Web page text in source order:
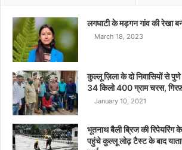
लगघाटी के मड़गन गांव की रेखा
March 18, 2023
कुल्लू ज़िला के दो निवासियों से
34 किलो 400 ग्राम चरस,
January 10, 2021
भूतनाथ बैली ब्रिज की रिपेयरिंग
पहुंचे कुल्लू लोढ़ टैस्ट के बाद